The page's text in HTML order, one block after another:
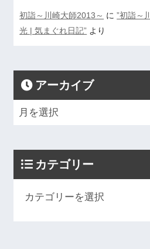
初詣～川崎大師2013～ に”初詣～
光 | 気まぐれ日記” より
アーカイブ
カテゴリー